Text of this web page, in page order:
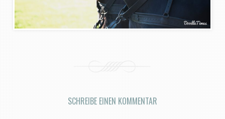
SCHREIBE EINEN KOMMENTAR